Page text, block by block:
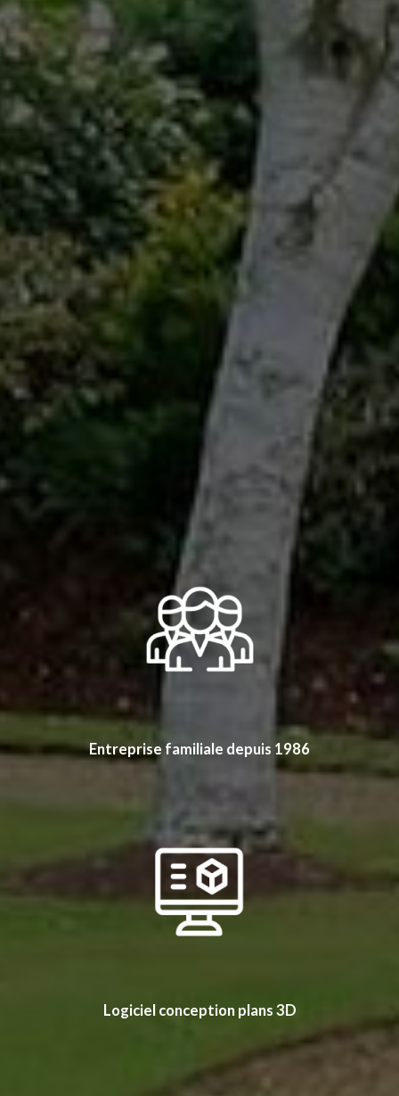
Entreprise familiale depuis 1986
Logiciel conception plans 3D